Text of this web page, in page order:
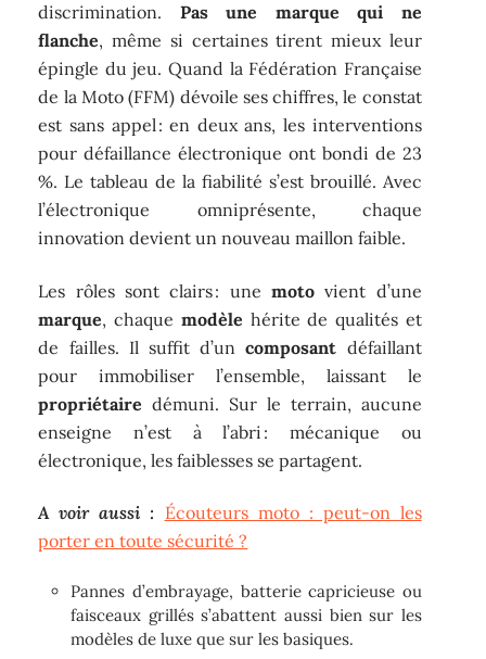
discrimination. Pas une marque qui ne
flanche, même si certaines tirent mieux leur
épingle du jeu. Quand la Fédération Française
de la Moto (FFM) dévoile ses chiffres, le constat
est sans appel : en deux ans, les interventions
pour défaillance électronique ont bondi de 23
%. Le tableau de la fiabilité s’est brouillé. Avec
l’électronique omniprésente, chaque
innovation devient un nouveau maillon faible.
Les rôles sont clairs : une moto vient d’une
marque, chaque modèle hérite de qualités et
de failles. Il suffit d’uncomposant défaillant
pour immobiliser l’ensemble, laissant le
propriétaire démuni. Sur le terrain, aucune
enseigne n’est à l’abri : mécanique ou
électronique, les faiblesses se partagent.
A voir aussi : Écouteurs moto : peut-on les
porter en toute sécurité ?
Pannes d’embrayage, batterie capricieuse ou
faisceaux grillés s’abattent aussi bien sur les
modèles de luxe que sur les basiques.